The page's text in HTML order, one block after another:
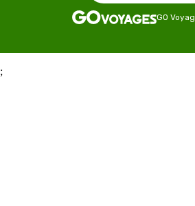
GO
;